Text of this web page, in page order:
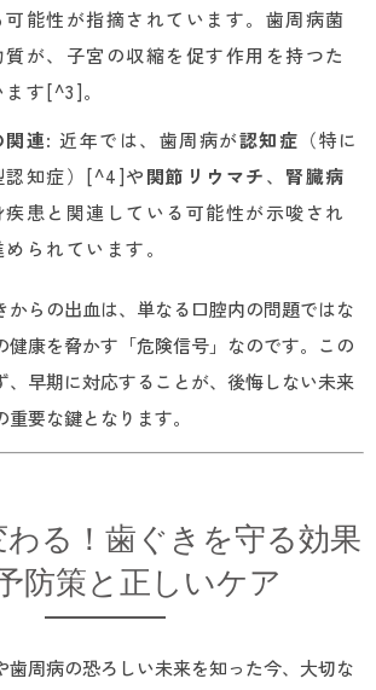
可能性が指摘されています。歯周病菌
が、子宮の収縮を促す作用を持つた
す[^3]。
連: 近年では、歯周病が認知症 （特に
認知症）[^4]や関節リウマチ、 腎臓病
患と関連している可能性が示唆され
られています。
からの出血は、単なる口腔内の問題ではな
健康を脅かす「危険信号」なのです。この
、早期に対応することが、後悔しない未来
要な鍵となります。
る！歯ぐきを守る効果
防策と正しいケア
歯周病の恐ろしい未来を知った今、大切な